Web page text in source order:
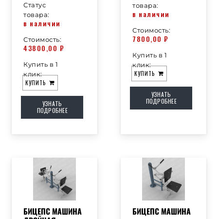
Статус
товара:
в наличии
Стоимость:
43800,00 ₽
Купить в 1
клик:
КУПИТЬ
УЗНАТЬ
ПОДРОБНЕЕ
товара:
в наличии
Стоимость:
7800,00 ₽
Купить в 1
клик:
КУПИТЬ
УЗНАТЬ
ПОДРОБНЕЕ
БИЦЕПС МАШИНА БИЦЕПС МАШИНА